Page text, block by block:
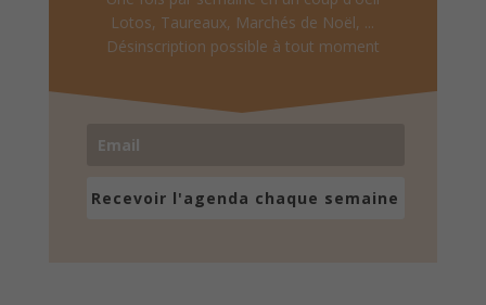
Lotos, Taureaux, Marchés de Noël, ...
Désinscription possible à tout moment
Recevoir l'agenda chaque semaine